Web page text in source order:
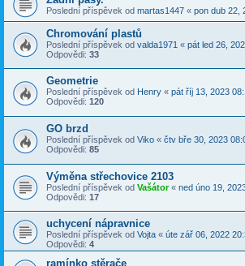
Poslední příspěvek od martas1447 « pon dub 22,
Chromování plastů
Poslední příspěvek od valda1971 « pát led 26,
Odpovědi: 33
Geometrie
Poslední příspěvek od Henry « pát říj 13, 2023
Odpovědi: 120
GO brzd
Poslední příspěvek od Viko « čtv bře 30, 2023
Odpovědi: 85
Výměna střechovice 2103
Poslední příspěvek od Vašátor« ned úno 19,
Odpovědi: 17
uchycení nápravnice
Poslední příspěvek od Vojta « úte zář 06, 2022
Odpovědi: 4
ramínko stěrače